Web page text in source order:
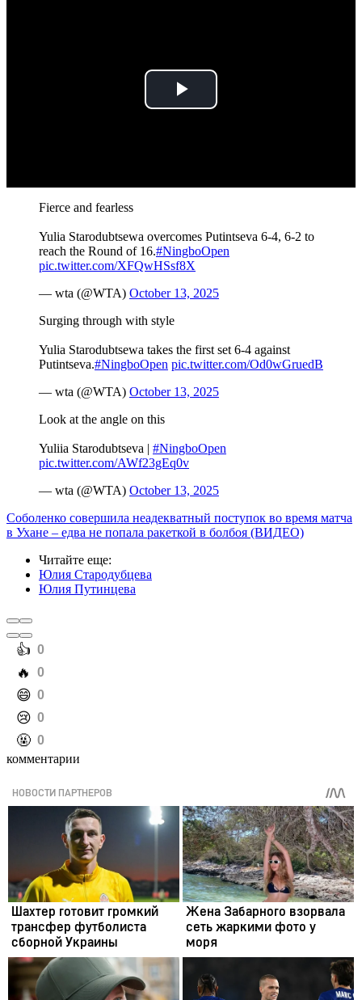
Play
Fierce and fearless
Yulia Starodubtsewa overcomes Putintseva 6-4, 6-2 to
reach the Round of 16.#NingboOpen
pic.twitter.com/XFQwHSsf8X
— wta (@WTA) October 13, 2025
Surging through with style ️
Yulia Starodubtsewa takes the first set 6-4 against
Putintseva.#NingboOpen pic.twitter.com/Od0wGruedB
— wta (@WTA) October 13, 2025
Look at the angle on this ‍
Yuliia Starodubtseva | #NingboOpen
pic.twitter.com/AWf23gEq0v
— wta (@WTA) October 13, 2025
Соболенко совершила неадекватный поступок во время матча
в Ухане – едва не попала ракеткой в болбоя (ВИДЕО)
Читайте еще:
Юлия Стародубцева
Юлия Путинцева
️👍 0
️🔥 0
️😄 0
️😢 0
️🤬 0
комментарии